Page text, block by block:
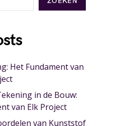
Het Fundament van
in de Bouw:
van Elk Project
van Kunststof